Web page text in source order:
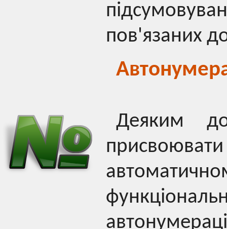
пов'язаних
Деяким